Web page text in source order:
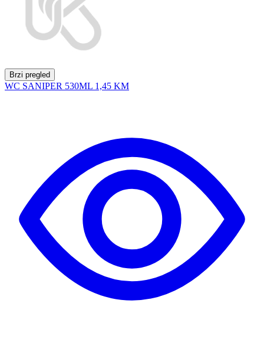
Brzi pregled
WC SANIPER 530ML 1,45 KM